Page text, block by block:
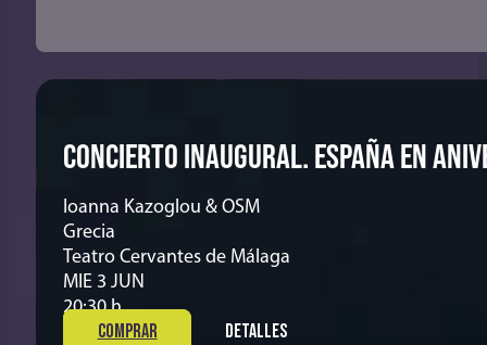
CONCIERTO INAUGURAL. ESPAÑA EN
Ioanna Kazoglou & OSM
Grecia
Teatro Cervantes de Málaga
MIE 3 JUN
20:30 h
COMPRAR DETALLES